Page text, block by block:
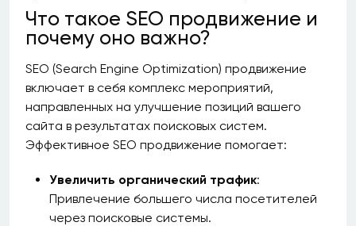
Что такое SEO продвижение и
почему оно важно?
SEO (Search Engine Optimization) продвижение
включает в себя комплекс мероприятий,
направленных на улучшение позиций вашего
сайта в результатах поисковых систем.
Эффективное SEO продвижение помогает:
Увеличить органический трафик:
Привлечение большего числа посетителей
через поисковые системы.